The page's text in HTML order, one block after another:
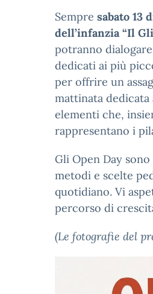
Sempre sabato 13
dell’infanzia “Il
potranno
dedicati ai più
per offrire un
mattinata dedicata
elementi che,
rappresentano i
Gli Open Day
metodi e scelte
quotidiano. Vi
percorso di
(Le fotografie del